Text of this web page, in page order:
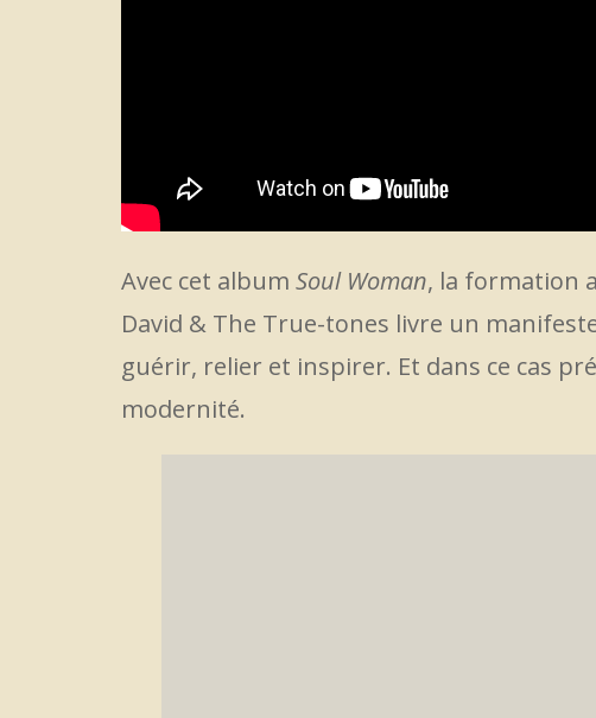
Avec cet album Soul Woman, la formation
David & The True-tones livre un
guérir, relier et inspirer. Et dans ce cas
modernité.